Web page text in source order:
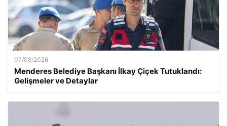
07/08/2026
Menderes Belediye Başkanı İlkay Çiçek Tutuklandı:
Gelişmeler ve Detaylar